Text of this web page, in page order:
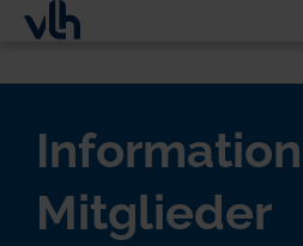
Mitglieder